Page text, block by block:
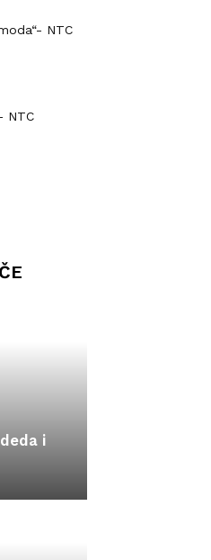
NTC
NTC
i